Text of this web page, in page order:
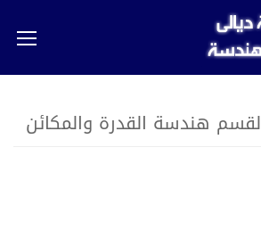
لقسم هندسة القدرة والمكائن